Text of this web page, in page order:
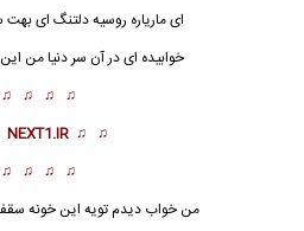
ای ماریاره روسیه دلتنگ ای
خوابیده ای در آن سر دنیا من این
♫ ♫ ♫ ♫
♫ ♫
NEXT1.IR
♫ ♫ ♫ ♫
من خواب دیدم تویه این خونه